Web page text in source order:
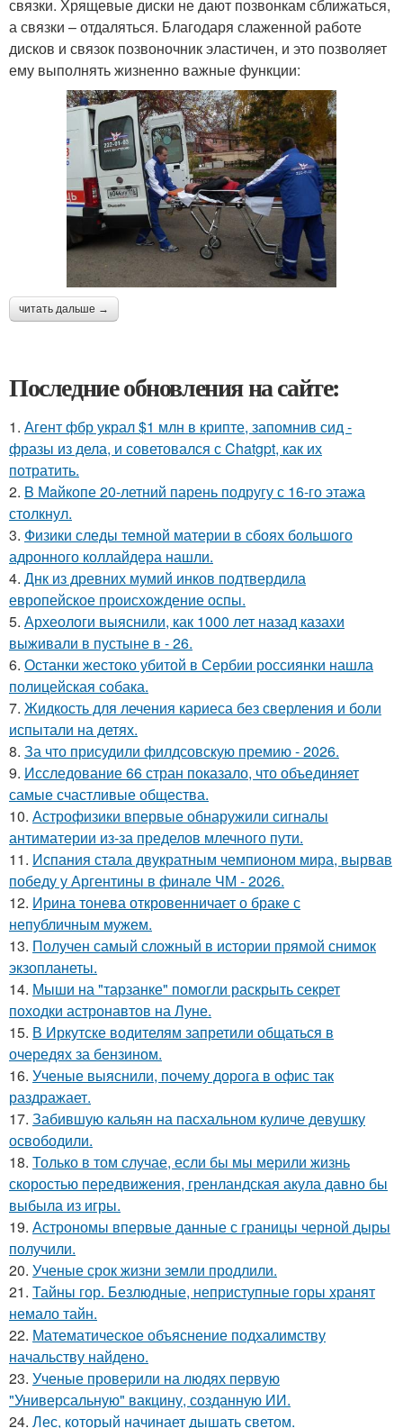
связки. Хрящевые диски не дают позвонкам сближаться,
а связки – отдаляться. Благодаря слаженной работе
дисков и связок позвоночник эластичен, и это позволяет
ему выполнять жизненно важные функции:
читать дальше →
Последние обновления на сайте:
1. Агент фбр украл $1 млн в крипте, запомнив сид -
фразы из дела, и советовался с Chatgpt, как их
потратить.
2. B Мaйкопе 20-летний парень подругу с 16-го этажа
столкнул.
3. Физики следы темной материи в сбоях большого
адронного коллайдера нашли.
4. Днк из древних мумий инков подтвердила
европейское происхождение оспы.
5. Археологи выяснили, как 1000 лет назад казахи
выживали в пустыне в - 26.
6. Останки жестоко убитой в Сербии россиянки нашла
полицейская собака.
7. Жидкость для лечения кариеса без сверления и боли
испытали на детях.
8. За что присудили филдсовскую премию - 2026.
9. Исследование 66 стран показало, что объединяет
самые счастливые общества.
10. Астрофизики впервые обнаружили сигналы
антиматерии из-за пределов млечного пути.
11. Испания стала двукратным чемпионом мира, вырвав
победу у Аргентины в финале ЧМ - 2026.
12. Ирина тонева откровенничает о браке с
непубличным мужем.
13. Получен самый сложный в истории прямой снимок
экзопланеты.
14. Мыши на "тарзанке" помогли раскрыть секрет
походки астронавтов на Луне.
15. В Иркутске водителям запретили общаться в
очередях за бензином.
16. Ученые выяснили, почему дорога в офис так
раздражает.
17. Забившую кальян на пасхальном куличе девушку
освободили.
18. Только в том случае, если бы мы мерили жизнь
скоростью передвижения, гренландская акула давно бы
выбыла из игры.
19. Астрономы впервые данные с границы черной дыры
получили.
20. Ученые срок жизни земли продлили.
21. Тайны гор. Безлюдные, неприступные горы хранят
немало тайн.
22. Математическое объяснение подхалимству
начальству найдено.
23. Ученые проверили на людях первую
"Универсальную" вакцину, созданную ИИ.
24. Лес, который начинает дышать светом.